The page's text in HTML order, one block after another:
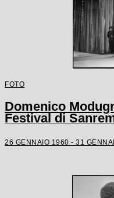
FOTO
Domenico
Festival di
26 GENNAIO 1960 - 31